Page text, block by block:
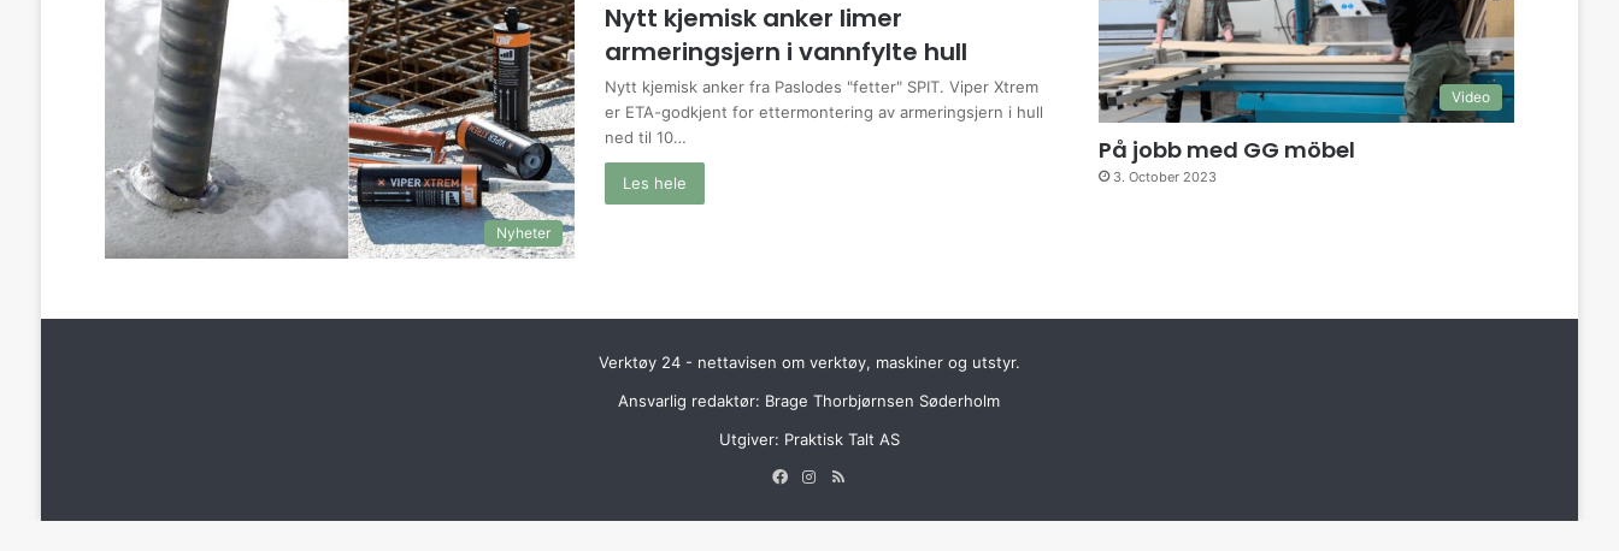
Nyheter
Nytt kjemisk anker limer
armeringsjern i vannfylte hull
Nytt kjemisk anker fra Paslodes "fetter" SPIT. Viper Xtrem
er ETA-godkjent for ettermontering av armeringsjern i hull
ned til 10…
Les hele
Video
På jobb med GG möbel
3. October 2023
Verktøy 24 - nettavisen om verktøy, maskiner og utstyr.
Ansvarlig redaktør: Brage Thorbjørnsen Søderholm
Utgiver: Praktisk Talt AS
Facebook
Instagram
RSS